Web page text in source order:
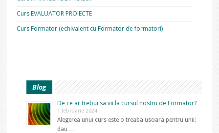
Curs EVALUATOR PROIECTE
Curs Formator (echivalent cu Formator de formatori)
Blog
De ce ar trebui sa vii la cursul nostru de Formator?
1 februarie 2024
Alegerea unui curs este o treaba usoara pentru unii:
dau …